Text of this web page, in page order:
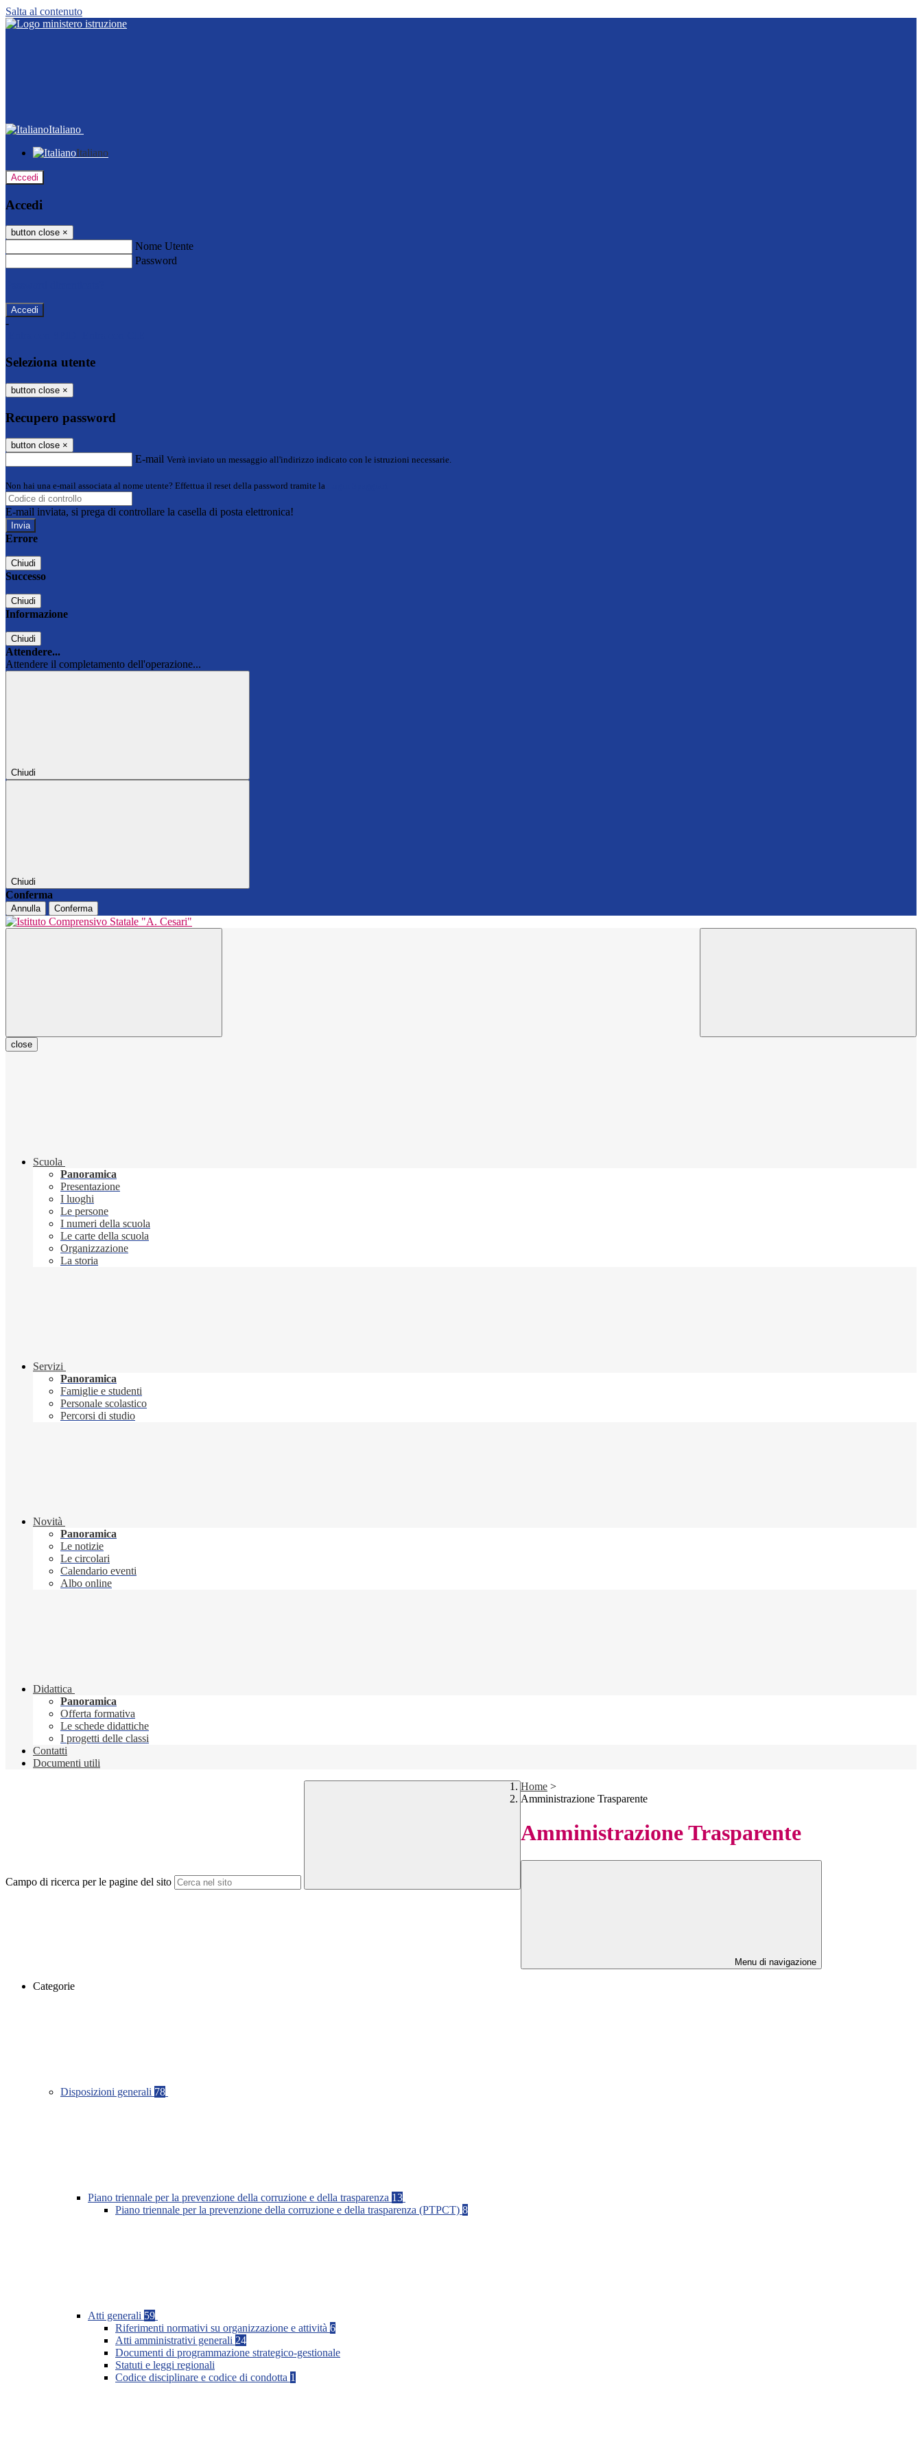
Salta al contenuto
Italiano
Italiano
Accedi
Accedi
button close ×
Nome Utente
Password
-
Seleziona utente
button close ×
Recupero password
button close ×
E-mail Verrà inviato un messaggio all'indirizzo indicato con le istruzioni necessarie.
Non hai una e-mail associata al nome utente? Effettua il reset della password tramite la
E-mail inviata, si prega di controllare la casella di posta elettronica!
Errore
Chiudi
Successo
Chiudi
Informazione
Chiudi
Attendere...
Attendere il completamento dell'operazione...
Chiudi
Chiudi
Conferma
Annulla Conferma
close
Scuola
Panoramica
Presentazione
I luoghi
Le persone
I numeri della scuola
Le carte della scuola
Organizzazione
La storia
Servizi
Panoramica
Famiglie e studenti
Personale scolastico
Percorsi di studio
Novità
Panoramica
Le notizie
Le circolari
Calendario eventi
Albo online
Didattica
Panoramica
Offerta formativa
Le schede didattiche
I progetti delle classi
Contatti
Documenti utili
Campo di ricerca per le pagine del sito
Home >
Amministrazione Trasparente
Amministrazione Trasparente
Menu di navigazione
Categorie
Disposizioni generali 78
Piano triennale per la prevenzione della corruzione e della trasparenza 13
Piano triennale per la prevenzione della corruzione e della trasparenza (PTPCT) 8
Atti generali 59
Riferimenti normativi su organizzazione e attività 6
Atti amministrativi generali 24
Documenti di programmazione strategico-gestionale
Statuti e leggi regionali
Codice disciplinare e codice di condotta 1